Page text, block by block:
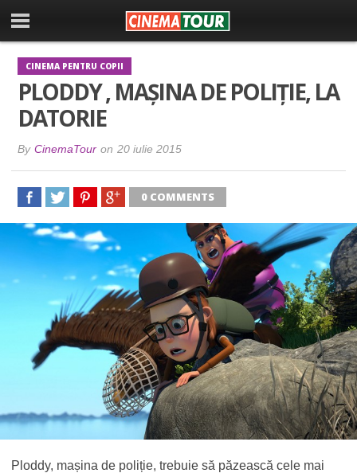
CINEMA PENTRU COPII
PLODDY , MAȘINA DE POLIȚIE, LA
DATORIE
By CinemaTour on 20 iulie 2015
0 COMMENTS
Ploddy, mașina de poliție, trebuie să păzească cele mai